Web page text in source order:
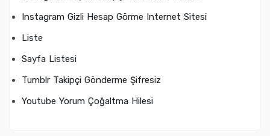
Instagram Gizli Hesap Görme Internet Sitesi
Liste
Sayfa Listesi
Tumblr Takipçi Gönderme Şifresiz
Youtube Yorum Çoğaltma Hilesi